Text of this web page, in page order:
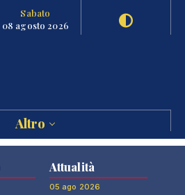
Sabato
08 agosto 2026
Altro
Attualità
05 ago 2026